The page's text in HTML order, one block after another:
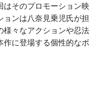
はそのプロモーション映
ンは八奈見乗児氏が担
様々なアクションや忍法
作に登場する個性的なボ